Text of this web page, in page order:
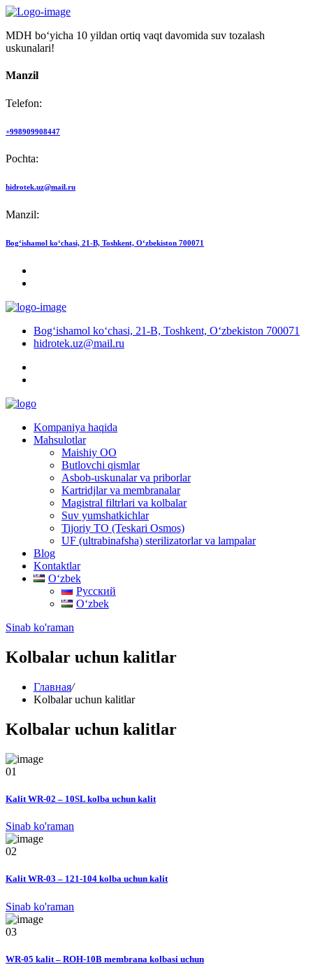
MDH bo‘yicha 10 yildan ortiq vaqt davomida suv tozalash
uskunalari!
Manzil
Telefon:
+998909908447
Pochta:
hidrotek.uz@mail.ru
Manzil:
Bog‘ishamol ko‘chasi, 21-B, Toshkent, O‘zbekiston 700071
Bog‘ishamol ko‘chasi, 21-B, Toshkent, O‘zbekiston 700071
hidrotek.uz@mail.ru
Kompaniya haqida
Mahsulotlar
Maishiy OO
Butlovchi qismlar
Asbob-uskunalar va priborlar
Kartridjlar va membranalar
Magistral filtrlari va kolbalar
Suv yumshatkichlar
Tijoriy TO (Teskari Osmos)
UF (ultrabinafsha) sterilizatorlar va lampalar
Blog
Kontaktlar
Oʻzbek
Русский
Oʻzbek
Sinab ko'raman
Kolbalar uchun kalitlar
Главная/
Kolbalar uchun kalitlar
Kolbalar uchun kalitlar
01
Kalit WR-02 – 10SL kolba uchun kalit
Sinab ko'raman
02
Kalit WR-03 – 121-104 kolba uchun kalit
Sinab ko'raman
03
WR-05 kalit – ROH-10B membrana kolbasi uchun